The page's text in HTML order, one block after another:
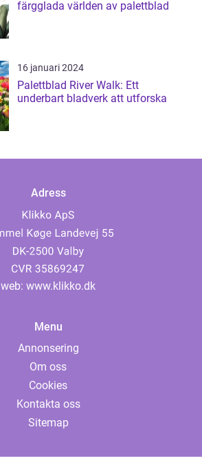
färgglada världen av palettblad
16 januari 2024
Palettblad River Walk: Ett
underbart bladverk att utforska
Adress
web: www.klikko.dk
Menu
Annonsering
Om oss
Cookies
Kontakta oss
Sitemap